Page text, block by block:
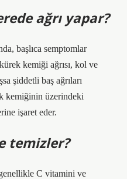
ağrı yapar?
başlıca semptomlar
kürek kemiği ağrısı, kol ve
şiddetli baş ağrıları
kemiğinin üzerindeki
işaret eder.
temizler?
C vitamini ve